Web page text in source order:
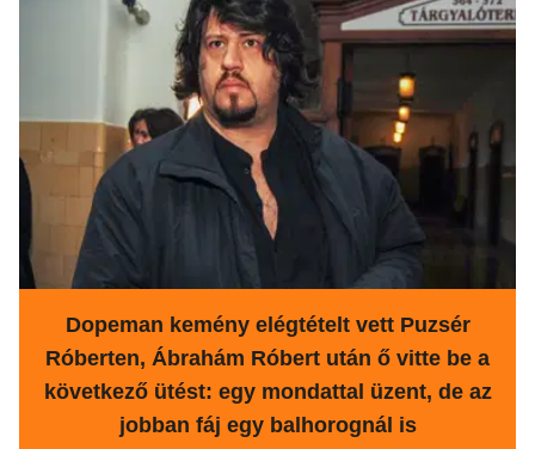
Dopeman kemény elégtételt vett Puzsér
Róberten, Ábrahám Róbert után ő vitte be a
következő ütést: egy mondattal üzent, de az
jobban fáj egy balhorognál is